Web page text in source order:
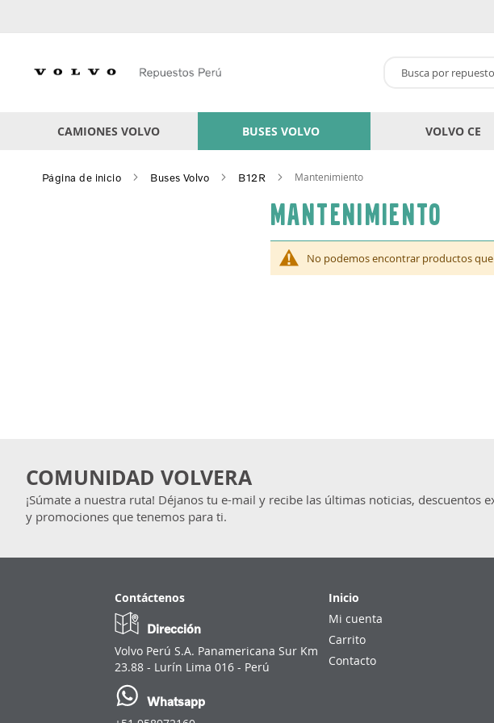
CAMIONES VOLVO BUSES VOLVO VOLVO CE
Página de inicio Buses Volvo B12R Mantenimiento
Mantenimiento
No podemos encontrar productos
COMUNIDAD VOLVERA
¡Súmate a nuestra ruta! Déjanos tu e-mail y recibe las últimas noticias, descuentos
y promociones que tenemos para ti.
Contáctenos
Dirección
Volvo Perú S.A. Panamericana Sur Km
23.88 - Lurín Lima 016 - Perú
Whatsapp
Inicio
Mi cuenta
Carrito
Contacto